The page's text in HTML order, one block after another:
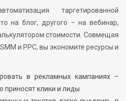
таргетированной
на блог, другого – на вебинар,
стоимости. Совмещая
и PPC, вы экономите ресурсы и
в рекламных кампаниях –
приносят клики и лиды